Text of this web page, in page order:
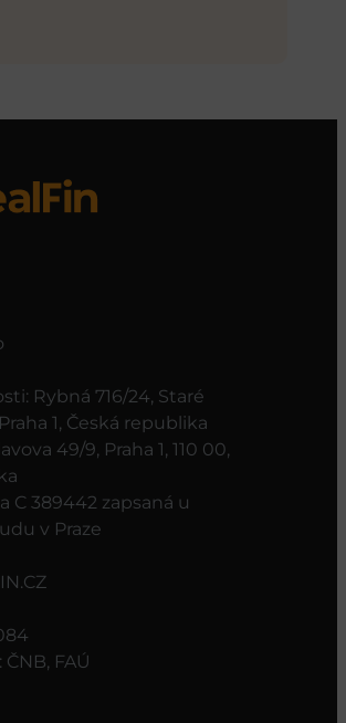
Rybná 716/24, Staré
1, Česká republika
49/9, Praha 1, 110 00,
C 389442 zapsaná u
v Praze
FAÚ